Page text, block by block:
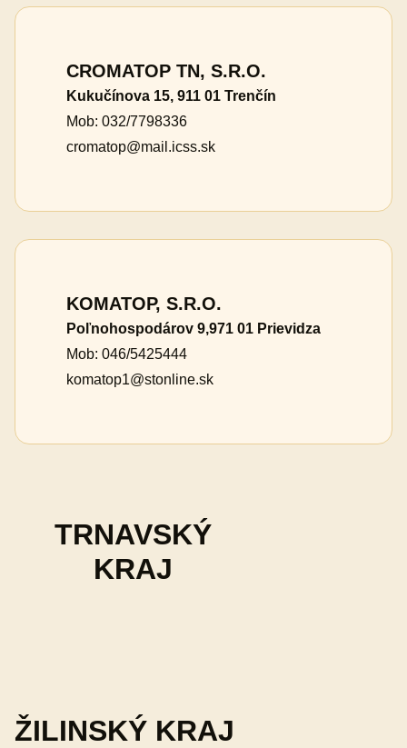
CROMATOP TN, S.R.O.
Kukučínova 15, 911 01 Trenčín
Mob: 032/7798336
cromatop@mail.icss.sk
KOMATOP, S.R.O.
Poľnohospodárov 9,971 01 Prievidza
Mob: 046/5425444
komatop1@stonline.sk
TRNAVSKÝ
KRAJ
ŽILINSKÝ KRAJ